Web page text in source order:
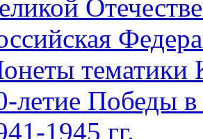
тематики
летие Победы
1945 гг.